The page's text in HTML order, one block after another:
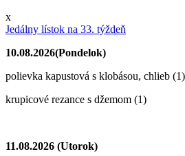
x
Jedálny lístok na 33. týždeň
10.08.2026(Pondelok)
polievka kapustová s klobásou, chlieb (1)
krupicové rezance s džemom (1)
11.08.2026 (Utorok)